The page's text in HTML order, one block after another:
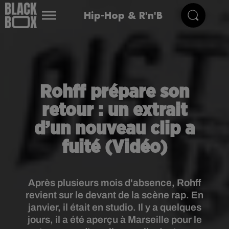
Hip-Hop & R'n'B
Rohff prépare son
retour : un extrait
d’un nouveau clip a
fuité (Vidéo)
Après plusieurs mois d'absence, Rohff
revient sur le devant de la scène rap. En
janvier, il était en studio. Il y a quelques
jours, il a été aperçu à Marseille pour le